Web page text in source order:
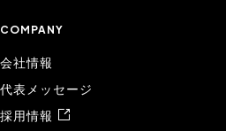
COMPANY
会社情報
代表メッセージ
採用情報